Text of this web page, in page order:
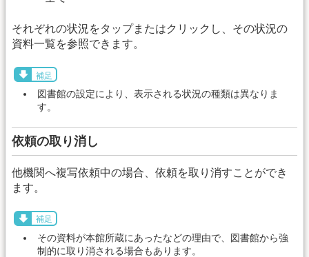
それぞれの状況をタップまたはクリックし、その状況の
資料一覧を参照できます。
補足
図書館の設定により、表示される状況の種類は異なりま
す。
依頼の取り消し
他機関へ複写依頼中の場合、依頼を取り消すことができ
ます。
補足
その資料が本館所蔵にあったなどの理由で、図書館から強
制的に取り消される場合もあります。